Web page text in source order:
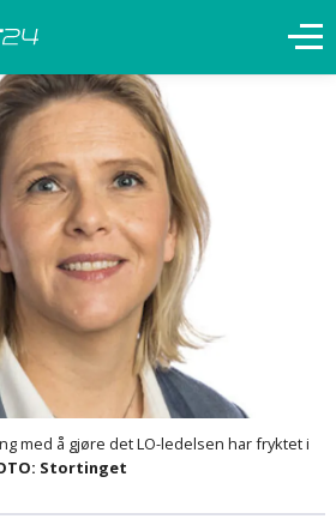
med å gjøre det LO-ledelsen har fryktet i
Stortinget